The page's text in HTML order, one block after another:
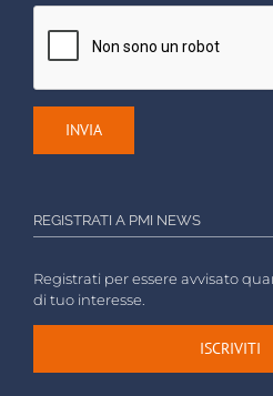
REGISTRATI A PMI NEWS
Registrati per essere avvisato
di tuo interesse.
ISCRIVITI